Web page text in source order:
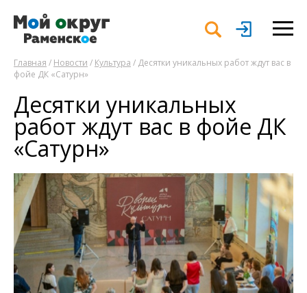
Главная / Новости / Культура / Десятки уникальных работ ждут вас в
фойе ДК «Сатурн»
Десятки уникальных
работ ждут вас в фойе ДК
«Сатурн»